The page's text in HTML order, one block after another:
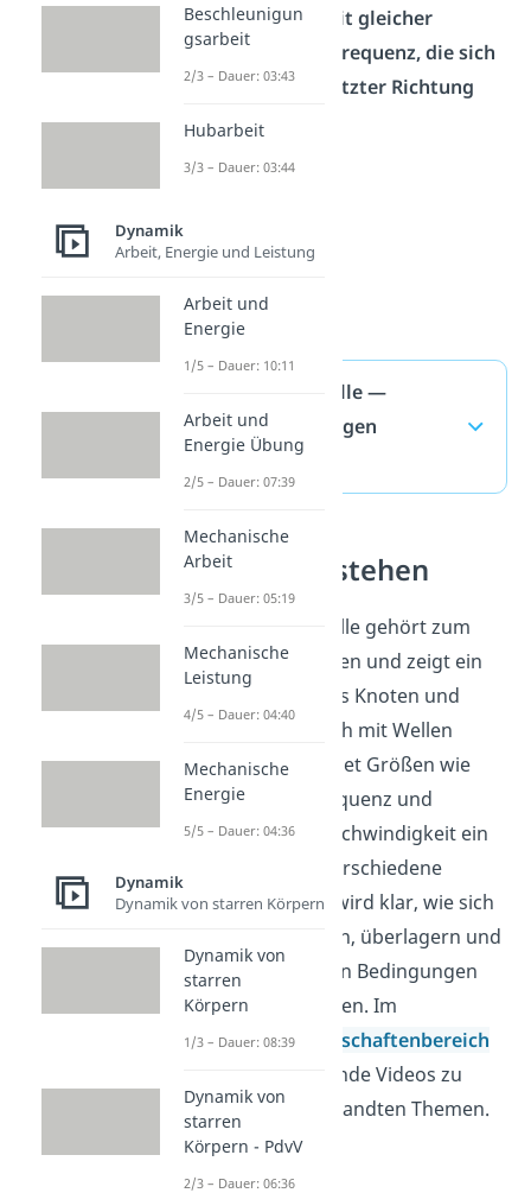
zweier Wellen mit gleicher
Amplitude und Frequenz, die sich
in entgegengesetzter Richtung
bewegen
Stehende Welle —
häufigste Fragen
(ausklappen)
Wellen verstehen
Die stehende Welle gehört zum
Themenfeld Wellen und zeigt ein
festes Muster aus Knoten und
Bäuchen. Wer sich mit Wellen
beschäftigt, ordnet Größen wie
Wellenlänge, Frequenz und
Ausbreitungsgeschwindigkeit ein
und vergleicht verschiedene
Wellenarten. So wird klar, wie sich
Wellen ausbreiten, überlagern und
unter bestimmten Bedingungen
feste Muster bilden. Im
Ingenieurwissenschaftenbereich
findest du passende Videos zu
diesem und verwandten Themen.
Beschleunigun
gsarbeit
2/3 – Dauer: 03:43
Hubarbeit
3/3 – Dauer: 03:44
Dynamik
Arbeit, Energie und Leistung
Arbeit und
Energie
1/5 – Dauer: 10:11
Arbeit und
Energie Übung
2/5 – Dauer: 07:39
Mechanische
Arbeit
3/5 – Dauer: 05:19
Mechanische
Leistung
4/5 – Dauer: 04:40
Mechanische
Energie
5/5 – Dauer: 04:36
Dynamik
Dynamik von starren Körpern
Dynamik von
starren
Körpern
1/3 – Dauer: 08:39
Dynamik von
starren
Körpern - PdvV
2/3 – Dauer: 06:36